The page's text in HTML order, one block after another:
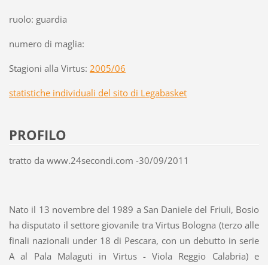
ruolo: guardia
numero di maglia:
Stagioni alla Virtus: 2005/06
statistiche individuali del sito di Legabasket
PROFILO
tratto da www.24secondi.com -30/09/2011
Nato il 13 novembre del 1989 a San Daniele del Friuli, Bosio
ha disputato il settore giovanile tra Virtus Bologna (terzo alle
finali nazionali under 18 di Pescara, con un debutto in serie
A al Pala Malaguti in Virtus - Viola Reggio Calabria) e